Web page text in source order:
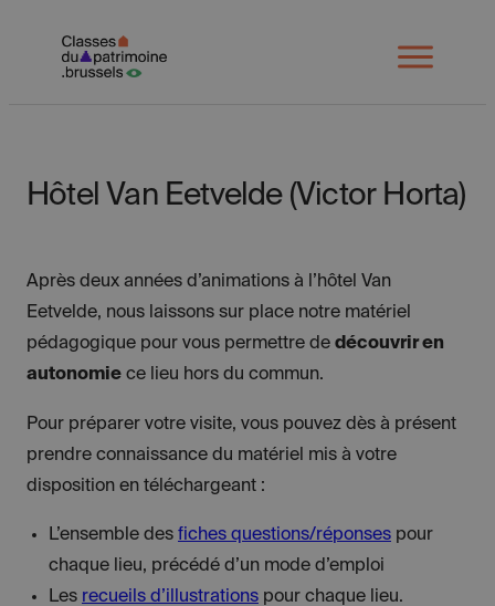
Open
menu
Hôtel Van Eetvelde (Victor Horta)
Après deux années d’animations à l’hôtel Van
Eetvelde, nous laissons sur place notre matériel
pédagogique pour vous permettre de découvrir en
autonomie ce lieu hors du commun.
Pour préparer votre visite, vous pouvez dès à présent
prendre connaissance du matériel mis à votre
disposition en téléchargeant :
L’ensemble des fiches questions/réponses pour
chaque lieu, précédé d’un mode d’emploi
Les recueils d’illustrations pour chaque lieu.